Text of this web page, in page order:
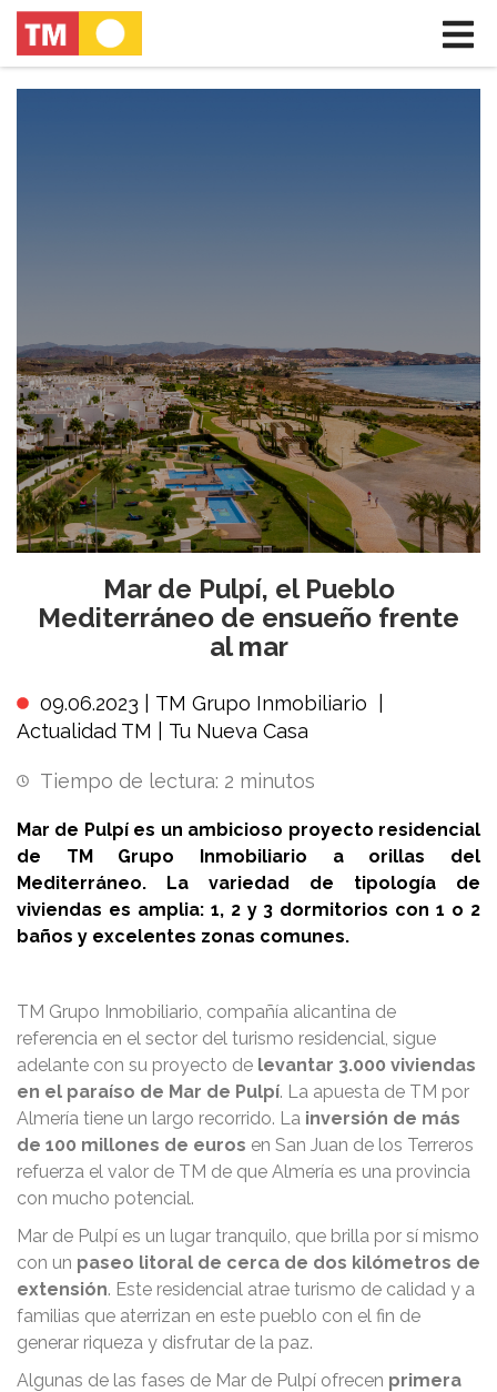
Mar de Pulpí, el Pueblo
Mediterráneo de ensueño frente
al mar
09.06.2023 | TM Grupo Inmobiliario
Actualidad TM
Tu Nueva Casa
Tiempo de lectura: 2 minutos
Mar de Pulpí es un ambicioso proyecto residencial
de TM Grupo Inmobiliario a orillas del
Mediterráneo. La variedad de tipología de
viviendas es amplia: 1, 2 y 3 dormitorios con 1 o 2
baños y excelentes zonas comunes.
TM Grupo Inmobiliario, compañía alicantina de
referencia en el sector del turismo residencial, sigue
adelante con su proyecto de levantar 3.000 viviendas
en el paraíso de Mar de Pulpí. La apuesta de TM por
Almería tiene un largo recorrido. La inversión de más
de 100 millones de euros en San Juan de los Terreros
refuerza el valor de TM de que Almería es una provincia
con mucho potencial.
Mar de Pulpí es un lugar tranquilo, que brilla por sí mismo
con un paseo litoral de cerca de dos kilómetros de
extensión. Este residencial atrae turismo de calidad y a
familias que aterrizan en este pueblo con el fin de
generar riqueza y disfrutar de la paz.
Algunas de las fases de Mar de Pulpí ofrecen primera